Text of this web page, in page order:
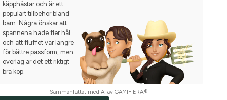
käpphästar och är ett
populärt tillbehör bland
barn. Några önskar att
spännena hade fler hål
och att fluffet var längre
för bättre passform, men
överlag är det ett riktigt
bra köp.
Sammanfattat med AI av GAMIFIERA.®